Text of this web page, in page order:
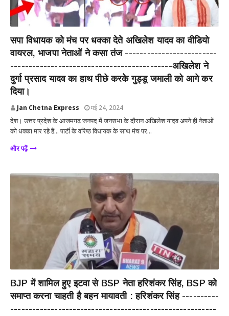
सपा विधायक को मंच पर धक्का देते अखिलेश यादव का वीडियो
वायरल, भाजपा नेताओं ने कसा तंज -------------------------
--------------------------------------------अखिलेश ने
दुर्गा प्रसाद यादव का हाथ पीछे करके गुड्डू जमाली को आगे कर
दिया।
Jan Chetna Express मई 24, 2024
देश। उत्तर प्रदेश के आजमगढ़ जनपद में जनसभा के दौरान अखिलेश यादव अपने ही नेताओं
को धक्का मार रहे हैं... पार्टी के वरिष्ठ विधायक के साथ मंच पर...
और पढ़ें
BJP में शामिल हुए इटवा से BSP नेता हरिशंकर सिंह, BSP को
समाप्त करना चाहती है बहन मायावती : हरिशंकर सिंह ----------
--------------------------------------------------------